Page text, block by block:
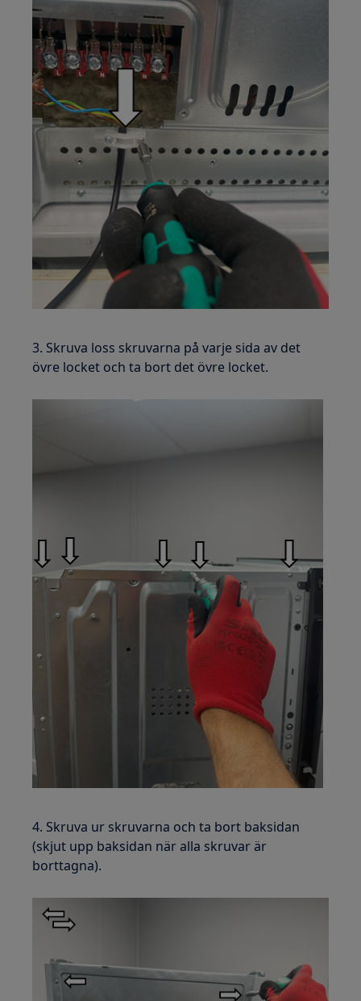
3. Skruva loss skruvarna på varje sida av det
övre locket och ta bort det övre locket.
4. Skruva ur skruvarna och ta bort baksidan
(skjut upp baksidan när alla skruvar är
borttagna).